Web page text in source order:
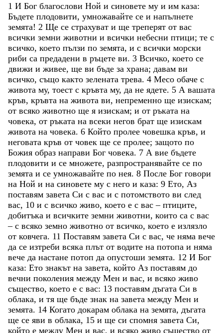
1 И Бог благослови Ной и синовете му и им каза:
Бъдете плодовити, умножавайте се и напълнете
земята! 2 Ще се страхуват и ще треперят от вас
всички земни животни и всички небесни птици; те с
всичко, което пълзи по земята, и с всички морски
риби са предадени в ръцете ви. 3 Всичко, което се
движи и живее, ще ви бъде за храна; давам ви
всичко, също както зелената трева. 4 Месо обаче с
живота му, тоест с кръвта му, да не ядете. 5 А вашата
кръв, кръвта на живота ви, непременно ще изискам;
от всяко животно ще я изискам; и от ръката на
човека, от ръката на всеки негов брат ще изискам
живота на човека. 6 Който пролее човешка кръв, и
неговата кръв от човек ще се пролее; защото по
Божия образ направи Бог човека. 7 А вие бъдете
плодовити и се множете, разпространявайте се по
земята и се умножавайте по нея. 8 После Бог говори
на Ной и на синовете му с него и каза: 9 Ето, Аз
поставям завета Си с вас и с потомството ви след
вас, 10 и с всичко живо, което е с вас– птиците,
добитъка и всичките земни животни, които са с вас
– с всяко земно животно от всичко, което е излязло
от ковчега. 11 Поставям завета Си с вас, че няма вече
да се изтреби всяка плът от водите на потопа и няма
вече да настане потоп да опустоши земята. 12 И Бог
каза: Ето знакът на завета, който Аз поставям до
вечни поколения между Мен и вас, и всяко живо
същество, което е с вас: 13 поставям дъгата Си в
облака, и тя ще бъде знак на завета между Мен и
земята. 14 Когато докарам облака на земята, дъгата
ще се яви в облака, 15 и ще си спомня завета Си,
който е между Мен и вас, и всяко живо същество от